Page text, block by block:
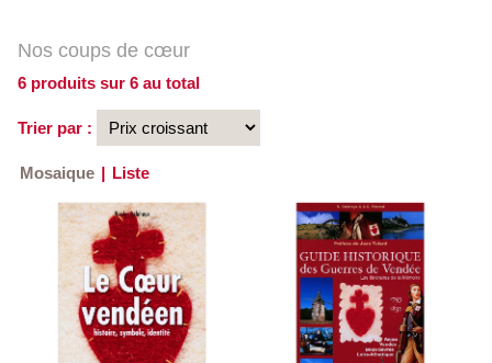
Nos coups de cœur
6 produits sur 6 au total
Trier par :
Mosaique | Liste